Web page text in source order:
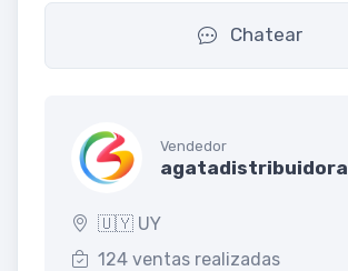
Chatear
Vendedor
agatadistribuidora
🇺🇾 UY
124 ventas realizadas